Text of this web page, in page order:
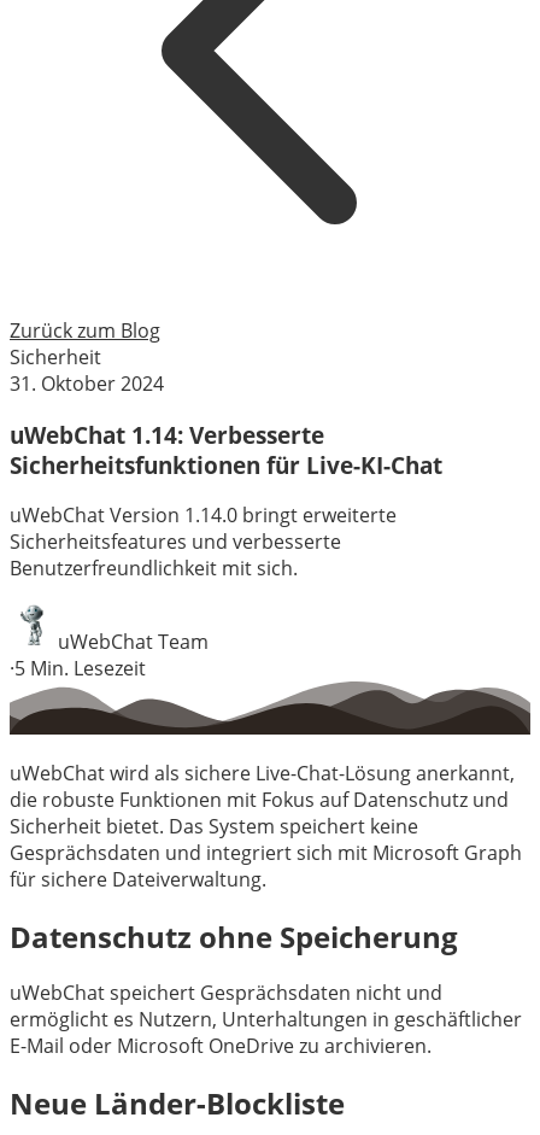
Zurück zum Blog
Sicherheit
31. Oktober 2024
uWebChat 1.14: Verbesserte
Sicherheitsfunktionen für Live-KI-Chat
uWebChat Version 1.14.0 bringt erweiterte
Sicherheitsfeatures und verbesserte
Benutzerfreundlichkeit mit sich.
uWebChat Team
·5 Min. Lesezeit
uWebChat wird als sichere Live-Chat-Lösung anerkannt,
die robuste Funktionen mit Fokus auf Datenschutz und
Sicherheit bietet. Das System speichert keine
Gesprächsdaten und integriert sich mit Microsoft Graph
für sichere Dateiverwaltung.
Datenschutz ohne Speicherung
uWebChat speichert Gesprächsdaten nicht und
ermöglicht es Nutzern, Unterhaltungen in geschäftlicher
E-Mail oder Microsoft OneDrive zu archivieren.
Neue Länder-Blockliste